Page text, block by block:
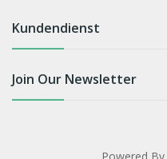
Kundendienst
Join Our Newsletter
Powered By